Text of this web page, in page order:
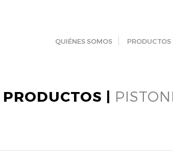
QUIÉNES SOMOS PRODUCTOS
PRODUCTOS |